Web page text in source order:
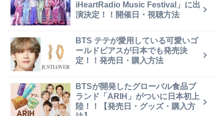
iHeartRadio Music Festival」に出
演決定！！開催日・視聴方法
BTS テテが愛用している可愛いゴ
ールドピアスが日本でも発売決
定！！発売日・購入方法
BTSが開発したグローバル食品ブ
ランド「ARIH」がついに日本初上
陸！！【発売日・グッズ・購入方